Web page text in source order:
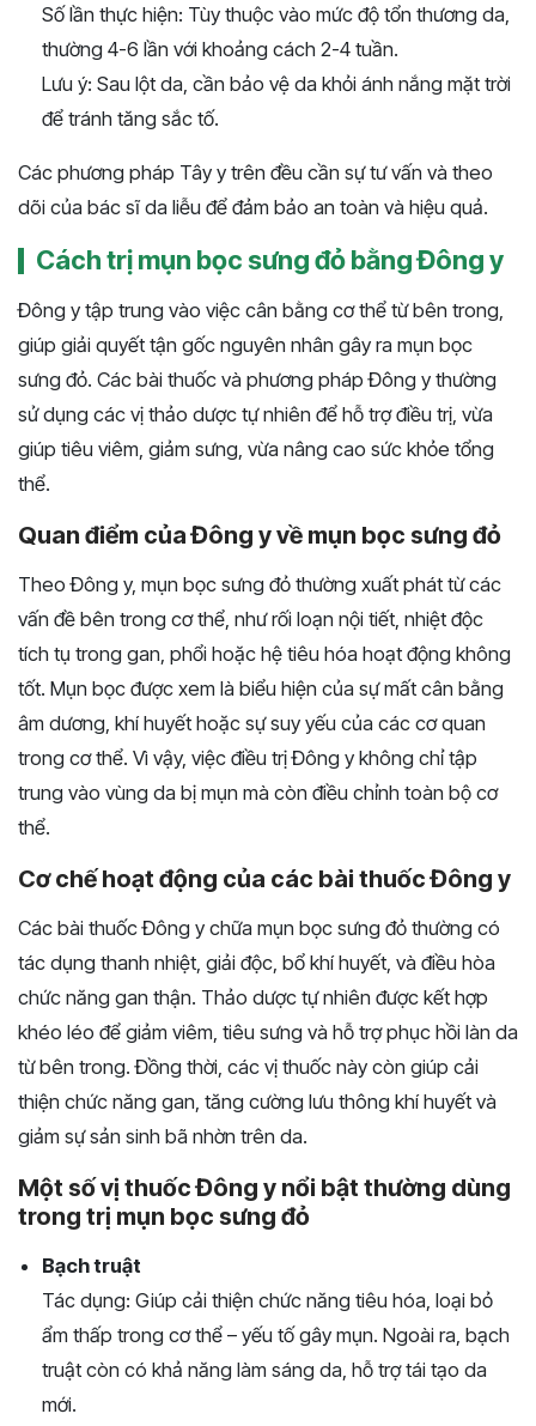
Số lần thực hiện: Tùy thuộc vào mức độ tổn thương da,
thường 4-6 lần với khoảng cách 2-4 tuần.
Lưu ý: Sau lột da, cần bảo vệ da khỏi ánh nắng mặt trời
để tránh tăng sắc tố.
Các phương pháp Tây y trên đều cần sự tư vấn và theo
dõi của bác sĩ da liễu để đảm bảo an toàn và hiệu quả.
Cách trị mụn bọc sưng đỏ bằng Đông y
Đông y tập trung vào việc cân bằng cơ thể từ bên trong,
giúp giải quyết tận gốc nguyên nhân gây ra mụn bọc
sưng đỏ. Các bài thuốc và phương pháp Đông y thường
sử dụng các vị thảo dược tự nhiên để hỗ trợ điều trị, vừa
giúp tiêu viêm, giảm sưng, vừa nâng cao sức khỏe tổng
thể.
Quan điểm của Đông y về mụn bọc sưng đỏ
Theo Đông y, mụn bọc sưng đỏ thường xuất phát từ các
vấn đề bên trong cơ thể, như rối loạn nội tiết, nhiệt độc
tích tụ trong gan, phổi hoặc hệ tiêu hóa hoạt động không
tốt. Mụn bọc được xem là biểu hiện của sự mất cân bằng
âm dương, khí huyết hoặc sự suy yếu của các cơ quan
trong cơ thể. Vì vậy, việc điều trị Đông y không chỉ tập
trung vào vùng da bị mụn mà còn điều chỉnh toàn bộ cơ
thể.
Cơ chế hoạt động của các bài thuốc Đông y
Các bài thuốc Đông y chữa mụn bọc sưng đỏ thường có
tác dụng thanh nhiệt, giải độc, bổ khí huyết, và điều hòa
chức năng gan thận. Thảo dược tự nhiên được kết hợp
khéo léo để giảm viêm, tiêu sưng và hỗ trợ phục hồi làn da
từ bên trong. Đồng thời, các vị thuốc này còn giúp cải
thiện chức năng gan, tăng cường lưu thông khí huyết và
giảm sự sản sinh bã nhờn trên da.
Một số vị thuốc Đông y nổi bật thường dùng
trong trị mụn bọc sưng đỏ
Bạch truật
Tác dụng: Giúp cải thiện chức năng tiêu hóa, loại bỏ
ẩm thấp trong cơ thể – yếu tố gây mụn. Ngoài ra, bạch
truật còn có khả năng làm sáng da, hỗ trợ tái tạo da
mới.